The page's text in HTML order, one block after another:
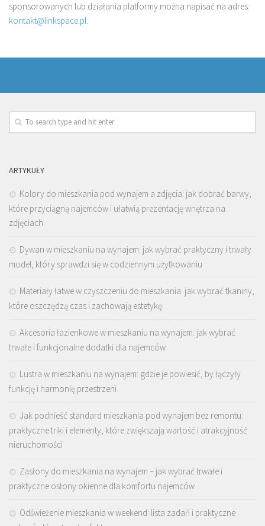
sponsorowanych lub działania platformy można napisać na adres:
kontakt@linkspace.pl.
ARTYKUŁY
Kolory do mieszkania pod wynajem a zdjęcia: jak dobrać barwy,
które przyciągną najemców i ułatwią prezentację wnętrza na
zdjęciach
Dywan w mieszkaniu na wynajem: jak wybrać praktyczny i trwały
model, który sprawdzi się w codziennym użytkowaniu
Materiały łatwe w czyszczeniu do mieszkania: jak wybrać tkaniny,
które oszczędzą czas i zachowają estetykę
Akcesoria łazienkowe w mieszkaniu na wynajem: jak wybrać
trwałe i funkcjonalne dodatki dla najemców
Lustra w mieszkaniu na wynajem: gdzie je powiesić, by łączyły
funkcję i harmonię przestrzeni
Jak podnieść standard mieszkania pod wynajem bez remontu:
praktyczne triki i elementy, które zwiększają wartość i atrakcyjność
nieruchomości
Zasłony do mieszkania na wynajem – jak wybrać trwałe i
praktyczne osłony okienne dla komfortu najemców
Odświeżenie mieszkania w weekend: lista zadań i praktyczne